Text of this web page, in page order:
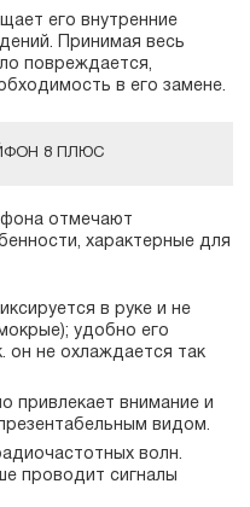
его внутренние
Принимая весь
повреждается,
в его замене.
8 ПЛЮС
отмечают
характерные для
в руке и не
удобно его
он не охлаждается так
привлекает внимание и
видом.
волн.
проводит сигналы